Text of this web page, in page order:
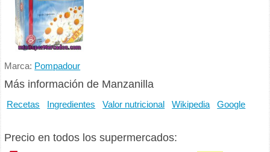
Marca: Pompadour
Más información de Manzanilla
Recetas Ingredientes Valor nutricional Wikipedia Google
Precio en todos los supermercados: